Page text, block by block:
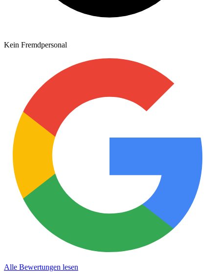
Kein Fremdpersonal
Alle Bewertungen lesen